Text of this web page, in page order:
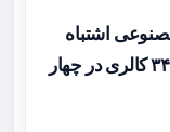
اشتباه
بزرگی می‌کنند؟ بررسی خطای تقریباً ۳۴۵ کالری در چهار